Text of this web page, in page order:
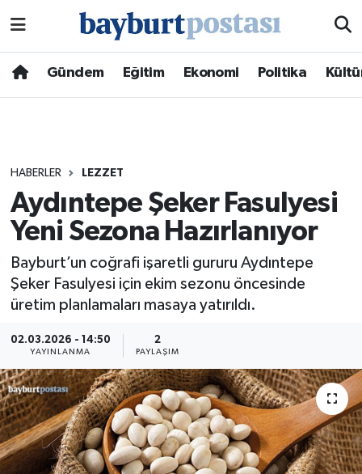
Gündem Eğitim Ekonomi Politika
HABERLER LEZZET
Aydıntepe Şeker Fasulyesi
Yeni Sezona Hazırlanıyor
Bayburt’un coğrafi işaretli gururu Aydıntepe
Şeker Fasulyesi için ekim sezonu öncesinde
üretim planlamaları masaya yatırıldı.
02.03.2026 - 14:50
YAYINLANMA
2
PAYLAŞIM
Hava Durumu
Süper Lig Puan Durumu ve Fikstür
Tüm Manşetler
Son Dakika Haberleri
Haber Arşivi